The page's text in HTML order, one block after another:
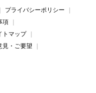
プライバシーポリシー
項
トマップ
見・ご要望